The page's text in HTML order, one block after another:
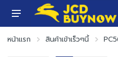
หน้าแรก สินค้าเข้าเร็วๆนี้